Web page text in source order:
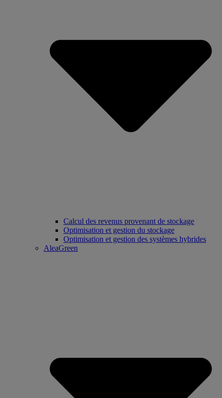
Calcul des revenus provenant de stockage
Optimisation et gestion du stockage
Optimisation et gestion des systèmes hybrides
AleaGreen